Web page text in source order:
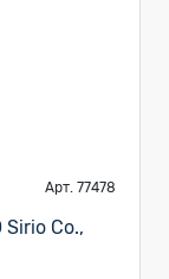
Арт. 77478
Co.,